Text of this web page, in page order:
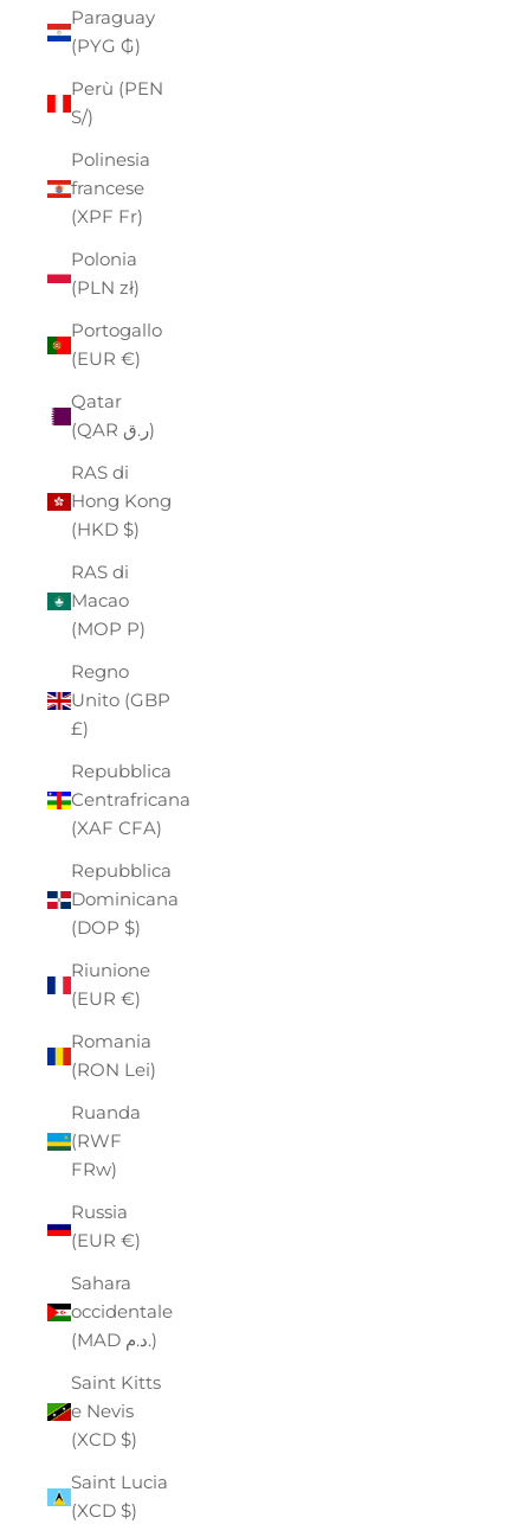
Paraguay
(PYG ₲)
Perù (PEN
S/)
Polinesia
francese
(XPF Fr)
Polonia
(PLN zł)
Portogallo
(EUR €)
Qatar
(QAR ر.ق)
RAS di
Hong Kong
(HKD $)
RAS di
Macao
(MOP P)
Regno
Unito (GBP
£)
Repubblica
Centrafricana
(XAF CFA)
Repubblica
Dominicana
(DOP $)
Riunione
(EUR €)
Romania
(RON Lei)
Ruanda
(RWF
FRw)
Russia
(EUR €)
Sahara
occidentale
(MAD د.م.)
Saint Kitts
e Nevis
(XCD $)
Saint Lucia
(XCD $)